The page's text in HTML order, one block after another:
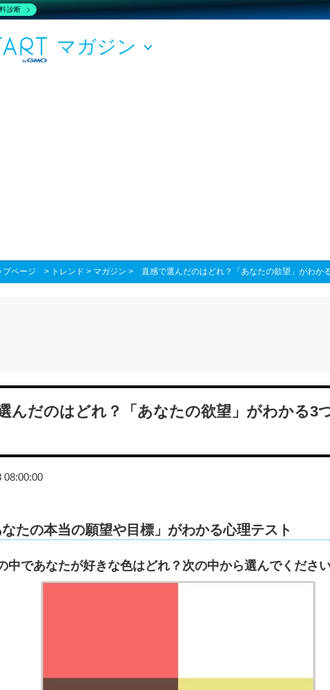
マガジン
プページ > トレンド > マガジン > 直感で選んだのはどれ？「あなたの欲望」がわか
んだのはどれ？「あなたの欲望」がわかる3
08:00:00
たの本当の願望や目標」がわかる心理テスト
中であなたが好きな色はどれ？次の中から選んでください
診断